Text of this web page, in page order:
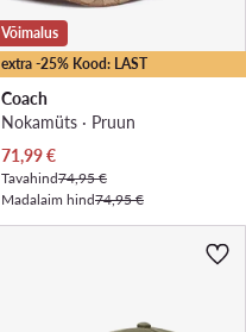
extra -25% Kood: LAST
Võimalus
Coach
Nokamüts · Pruun
Praegune hind
71,99€
Tavahind74,95 €
Madalaim hind74,95 €